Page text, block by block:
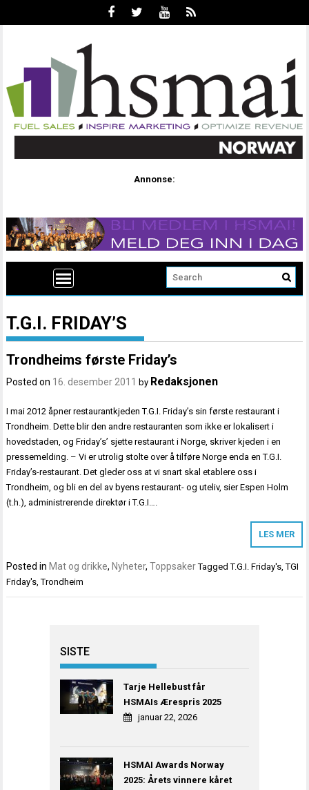
Annonse:
T.G.I. FRIDAY’S
Trondheims første Friday’s
Posted on 16. desember 2011 by Redaksjonen
I mai 2012 åpner restaurantkjeden T.G.I. Friday’s sin første restaurant i
Trondheim. Dette blir den andre restauranten som ikke er lokalisert i
hovedstaden, og Friday’s’ sjette restaurant i Norge, skriver kjeden i en
pressemelding. – Vi er utrolig stolte over å tilføre Norge enda en T.G.I.
Friday’s-restaurant. Det gleder oss at vi snart skal etablere oss i
Trondheim, og bli en del av byens restaurant- og uteliv, sier Espen Holm
(t.h.), administrerende direktør i T.G.I….
LES MER
Posted in Mat og drikke, Nyheter,Toppsaker TaggedT.G.I. Friday's,TGI
Friday's,Trondheim
SISTE
Tarje Hellebust får
HSMAIs Ærespris 2025
januar 22, 2026
HSMAI Awards Norway
2025: Årets vinnere kåret